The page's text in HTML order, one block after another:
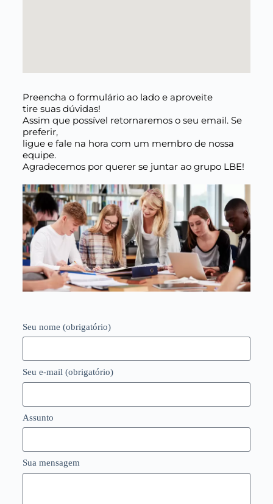
Preencha o formulário ao lado e aproveite
tire suas dúvidas!
Assim que possível retornaremos o seu email. Se
preferir,
ligue e fale na hora com um membro de nossa
equipe.
Agradecemos por querer se juntar ao grupo LBE!
Seu nome (obrigatório)
Seu e-mail (obrigatório)
Assunto
Sua mensagem